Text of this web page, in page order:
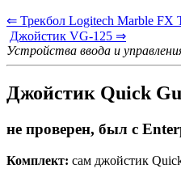
⇐ Трекбол Logitech Marble FX
Джойстик VG-125 ⇒
Устройства ввода и
Джойстик Quick
не проверен, был с
Комплект: сам джойстик